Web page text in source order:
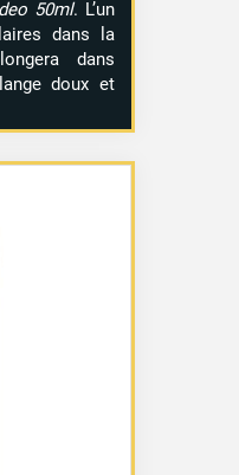
50ml. L’un
dans la
dans
doux et